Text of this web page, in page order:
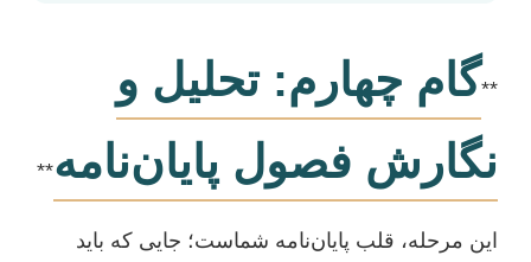
**گام چهارم: تحلیل و
نگارش فصول پایان‌نامه**
این مرحله، قلب پایان‌نامه شماست؛ جایی که باید